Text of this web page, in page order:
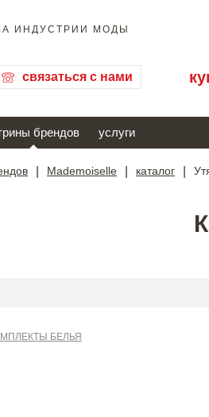
ИНДУСТРИИ МОДЫ
связаться с нами
брендов услуги
Mademoiselle каталог
БЕЛЬЯ